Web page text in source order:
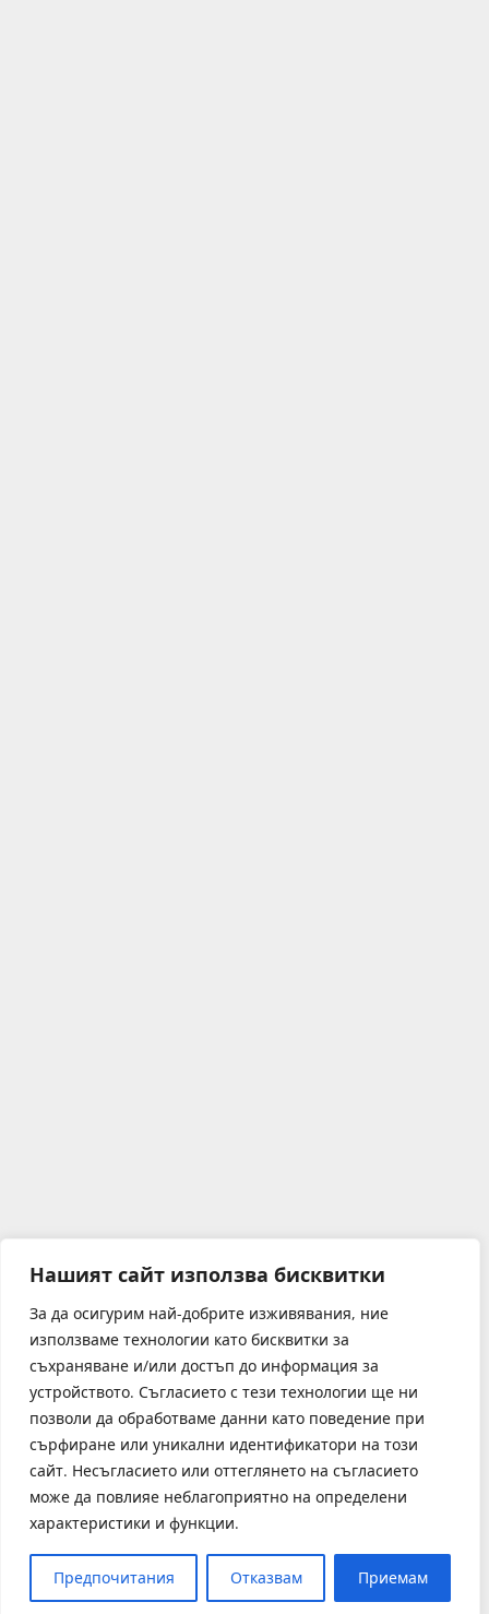
Нашият сайт използва бисквитки
За да осигурим най-добрите изживявания, ние
използваме технологии като бисквитки за
съхраняване и/или достъп до информация за
устройството. Съгласието с тези технологии ще ни
позволи да обработваме данни като поведение при
сърфиране или уникални идентификатори на този
сайт. Несъгласието или оттеглянето на съгласието
може да повлияе неблагоприятно на определени
характеристики и функции.
Предпочитания Отказвам Приемам